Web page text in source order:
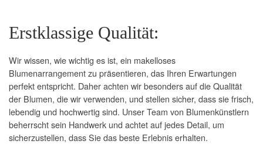
Erstklassige Qualität:
Wir wissen, wie wichtig es ist, ein makelloses
Blumenarrangement zu präsentieren, das Ihren Erwartungen
perfekt entspricht. Daher achten wir besonders auf die Qualität
der Blumen, die wir verwenden, und stellen sicher, dass sie frisch,
lebendig und hochwertig sind. Unser Team von Blumenkünstlern
beherrscht sein Handwerk und achtet auf jedes Detail, um
sicherzustellen, dass Sie das beste Erlebnis erhalten.